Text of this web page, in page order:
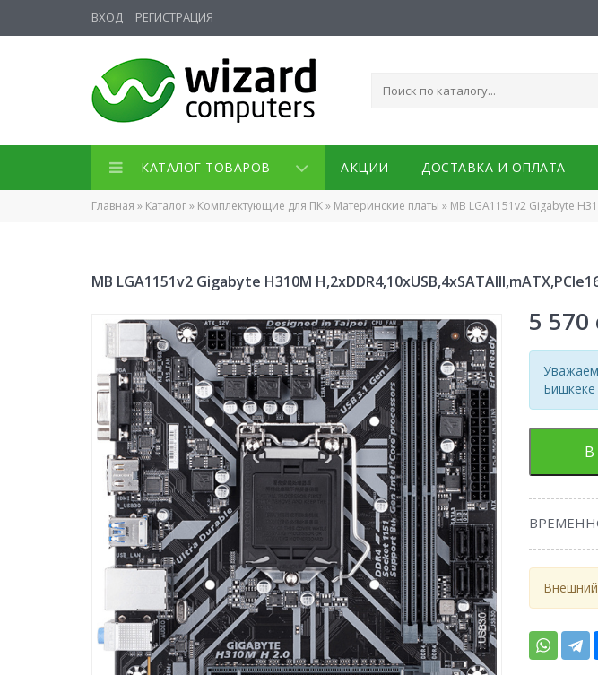
ВХОД РЕГИСТРАЦИЯ
КАТАЛОГ ТОВАРОВ АКЦИИ ДОСТАВКА И ОПЛАТА
Главная » Каталог» Комплектующие для ПК» Материнские платы » MB LGA1151v2 Gigabyte
MB LGA1151v2 Gigabyte H310M
5 570